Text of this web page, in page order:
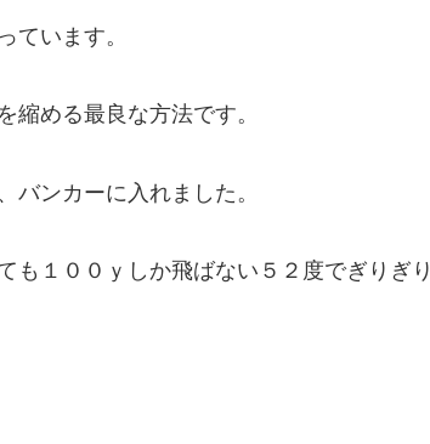
ています。
縮める最良な方法です。
バンカーに入れました。
も１００ｙしか飛ばない５２度でぎりぎり